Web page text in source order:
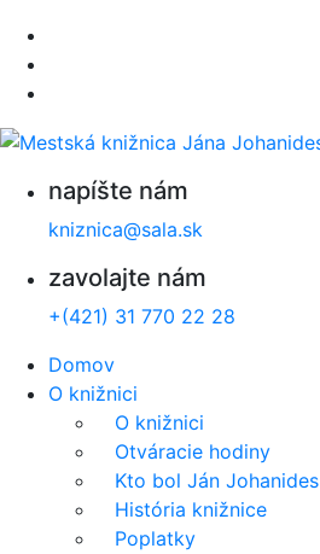
napíšte nám
kniznica@sala.sk
zavolajte nám
+(421) 31 770 22 28
Domov
O knižnici
O knižnici
Otváracie hodiny
Kto bol Ján Johanides
História knižnice
Poplatky